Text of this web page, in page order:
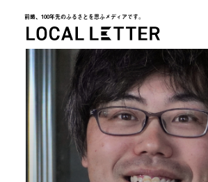
前略、100年先のふるさとを思ふメディアです。
LOCAL LETTER